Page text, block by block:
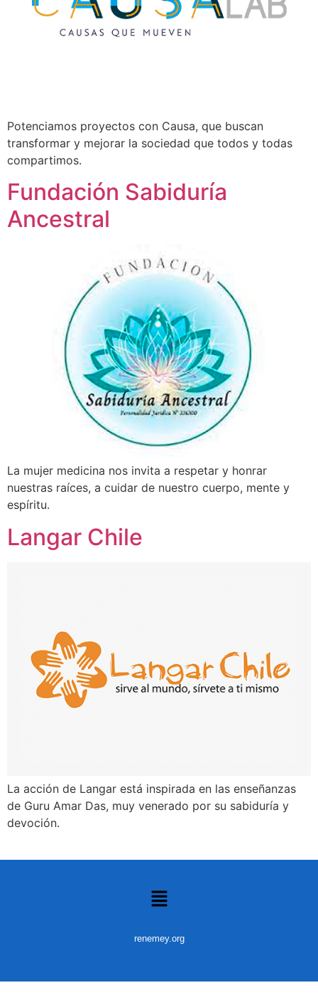
Potenciamos proyectos con Causa, que buscan
transformar y mejorar la sociedad que todos y todas
compartimos.
Fundación Sabiduría
Ancestral
La mujer medicina nos invita a respetar y honrar
nuestras raíces, a cuidar de nuestro cuerpo, mente y
espíritu.
Langar Chile
La acción de Langar está inspirada en las enseñanzas
de Guru Amar Das, muy venerado por su sabiduría y
devoción.
renemey.org